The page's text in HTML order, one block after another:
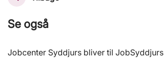
Se også
Jobcenter Syddjurs bliver til JobSyddjurs